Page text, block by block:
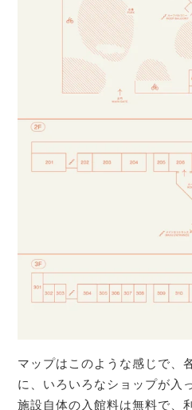
マップはこのような感じで、
に、いろいろなショップが入
施設自体の入館料は無料で、